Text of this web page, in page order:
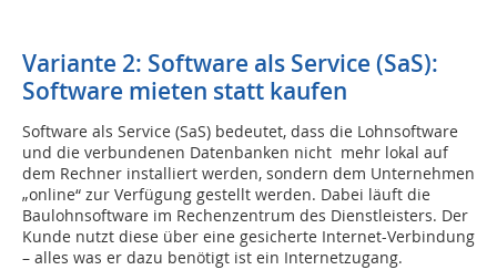
Variante 2: Software als Service (SaS):
Software mieten statt kaufen
Software als Service (SaS) bedeutet, dass die Lohnsoftware
und die verbundenen Datenbanken nicht mehr lokal auf
dem Rechner installiert werden, sondern dem Unternehmen
„online“ zur Verfügung gestellt werden. Dabei läuft die
Baulohnsoftware im Rechenzentrum des Dienstleisters. Der
Kunde nutzt diese über eine gesicherte Internet-Verbindung
– alles was er dazu benötigt ist ein Internetzugang.